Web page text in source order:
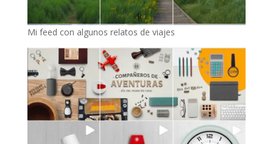
Mi feed con algunos relatos de viajes